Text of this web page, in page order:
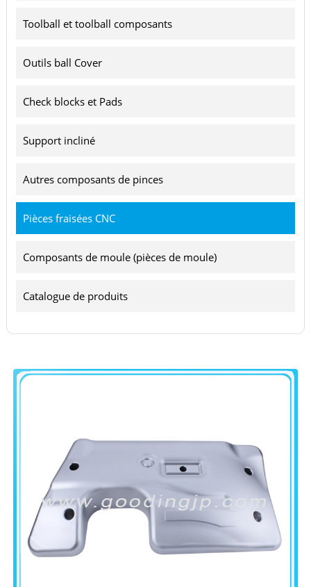
Toolball et toolball composants
Outils ball Cover
Check blocks et Pads
Support incliné
Autres composants de pinces
Pièces fraisées CNC
Composants de moule (pièces de moule)
Catalogue de produits